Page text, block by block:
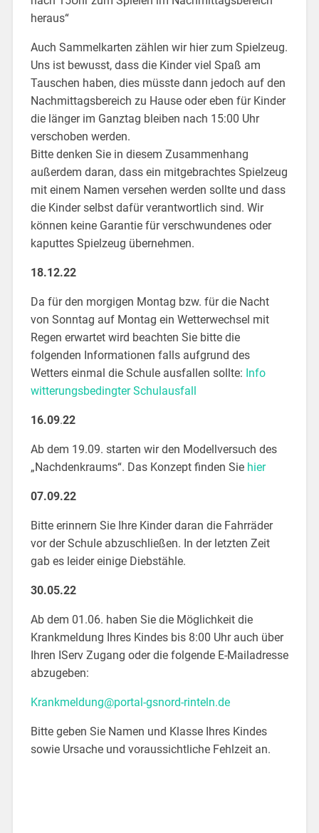
heraus“
Auch Sammelkarten zählen wir hier zum Spielzeug.
Uns ist bewusst, dass die Kinder viel Spaß am
Tauschen haben, dies müsste dann jedoch auf den
Nachmittagsbereich zu Hause oder eben für Kinder
die länger im Ganztag bleiben nach 15:00 Uhr
verschoben werden.
Bitte denken Sie in diesem Zusammenhang
außerdem daran, dass ein mitgebrachtes Spielzeug
mit einem Namen versehen werden sollte und dass
die Kinder selbst dafür verantwortlich sind. Wir
können keine Garantie für verschwundenes oder
kaputtes Spielzeug übernehmen.
18.12.22
Da für den morgigen Montag bzw. für die Nacht
von Sonntag auf Montag ein Wetterwechsel mit
Regen erwartet wird beachten Sie bitte die
folgenden Informationen falls aufgrund des
Wetters einmal die Schule ausfallen sollte: Info
witterungsbedingter Schulausfall
16.09.22
Ab dem 19.09. starten wir den Modellversuch des
„Nachdenkraums“. Das Konzept finden Sie hier
07.09.22
Bitte erinnern Sie Ihre Kinder daran die Fahrräder
vor der Schule abzuschließen. In der letzten Zeit
gab es leider einige Diebstähle.
30.05.22
Ab dem 01.06. haben Sie die Möglichkeit die
Krankmeldung Ihres Kindes bis 8:00 Uhr auch über
Ihren IServ Zugang oder die folgende E-Mailadresse
abzugeben:
Krankmeldung@portal-gsnord-rinteln.de
Bitte geben Sie Namen und Klasse Ihres Kindes
sowie Ursache und voraussichtliche Fehlzeit an.